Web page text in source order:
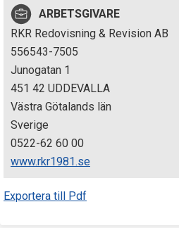
p
e
k
t
i
o
n
ARBETSGIVARE
RKR Redovisning & Revision AB
556543-7505
Junogatan 1
451 42 UDDEVALLA
Västra Götalands län
Sverige
0522-62 60 00
www.rkr1981.se
Exportera till Pdf